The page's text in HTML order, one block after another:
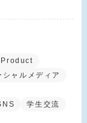
Product
シャルメディア
学生交流